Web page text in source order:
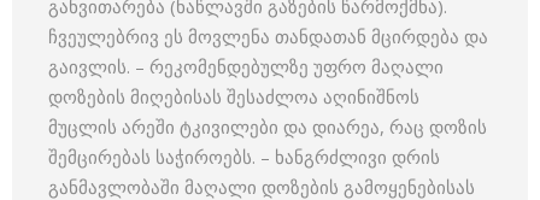
განვითარება (ნაწლავში გაზების წარმოქმნა).
ჩვეულებრივ ეს მოვლენა თანდათან მცირდება და
გაივლის. – რეკომენდებულზე უფრო მაღალი
დოზების მიღებისას შესაძლოა აღინიშნოს
მუცლის არეში ტკივილები და დიარეა, რაც დოზის
შემცირებას საჭიროებს. – ხანგრძლივი დრის
განმავლობაში მაღალი დოზების გამოყენებისას